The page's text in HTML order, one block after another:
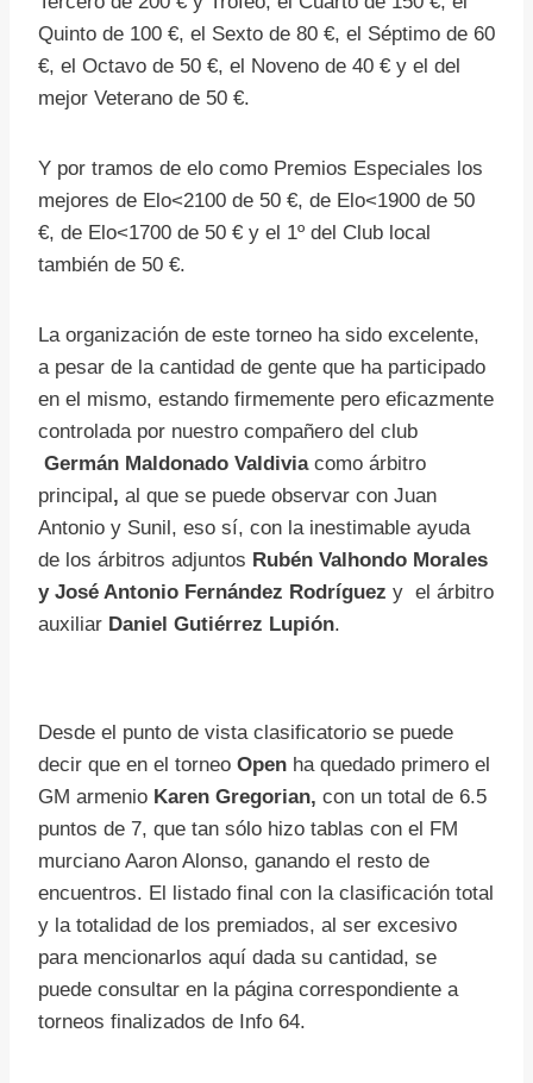
Quinto de 100 €, el Sexto de 80 €, el Séptimo de 60
€, el Octavo de 50 €, el Noveno de 40 € y el del
mejor Veterano de 50 €.
Y por tramos de elo como Premios Especiales los
mejores de Elo<2100 de 50 €, de Elo<1900 de 50
€, de Elo<1700 de 50 € y el 1º del Club local
también de 50 €.
La organización de este torneo ha sido excelente,
a pesar de la cantidad de gente que ha participado
en el mismo, estando firmemente pero eficazmente
controlada por nuestro compañero del club
Germán Maldonado Valdivia como árbitro
principal, al que se puede observar con Juan
Antonio y Sunil, eso sí, con la inestimable ayuda
de los árbitros adjuntos Rubén Valhondo Morales
y José Antonio Fernández Rodríguez y el árbitro
auxiliar Daniel Gutiérrez Lupión.
Desde el punto de vista clasificatorio se puede
decir que en el torneo Open ha quedado primero el
GM armenio Karen Gregorian, con un total de 6.5
puntos de 7, que tan sólo hizo tablas con el FM
murciano Aaron Alonso, ganando el resto de
encuentros. El listado final con la clasificación total
y la totalidad de los premiados, al ser excesivo
para mencionarlos aquí dada su cantidad, se
puede consultar en la página correspondiente a
torneos finalizados de Info 64.